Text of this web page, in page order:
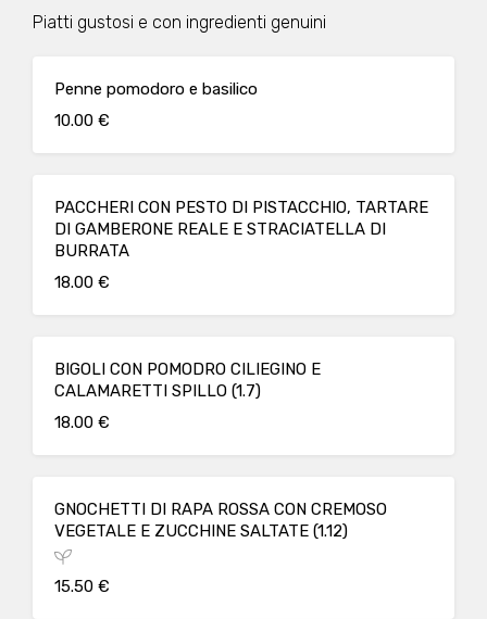
Piatti gustosi e con ingredienti genuini
Penne pomodoro e basilico
10.00 €
PACCHERI CON PESTO DI PISTACCHIO, TARTARE
DI GAMBERONE REALE E STRACIATELLA DI
BURRATA
18.00 €
BIGOLI CON POMODRO CILIEGINO E
CALAMARETTI SPILLO (1.7)
18.00 €
GNOCHETTI DI RAPA ROSSA CON CREMOSO
VEGETALE E ZUCCHINE SALTATE (1.12)
15.50 €